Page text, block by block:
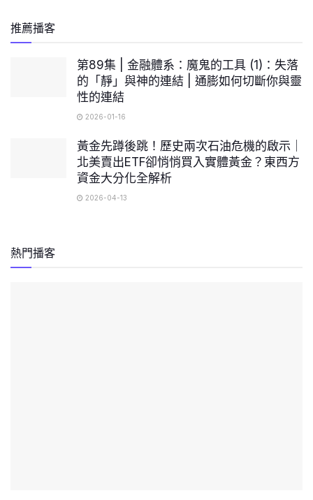
推薦播客
第89集 | 金融體系：魔鬼的工具 (1)：失落
的「靜」與神的連結 | 通膨如何切斷你與靈
性的連結
2026-01-16
黃金先蹲後跳！歷史兩次石油危機的啟示｜
北美賣出ETF卻悄悄買入實體黃金？東西方
資金大分化全解析
2026-04-13
熱門播客